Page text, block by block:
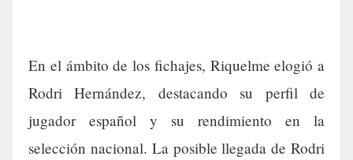
En el ámbito de los fichajes, Riquelme elogió a
Rodri Hernández, destacando su perfil de
jugador español y su rendimiento en la
selección nacional. La posible llegada de Rodri